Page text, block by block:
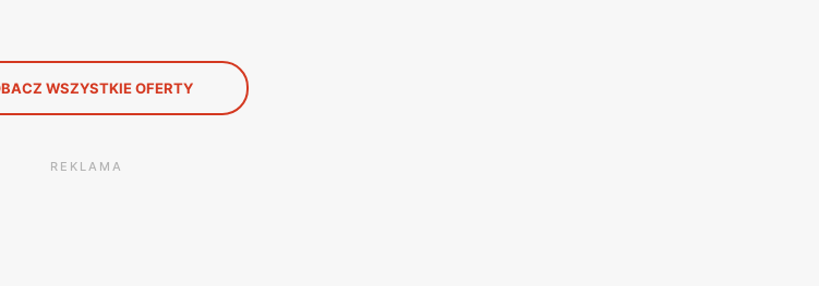
WSZYSTKIE OFERTY
REKLAMA